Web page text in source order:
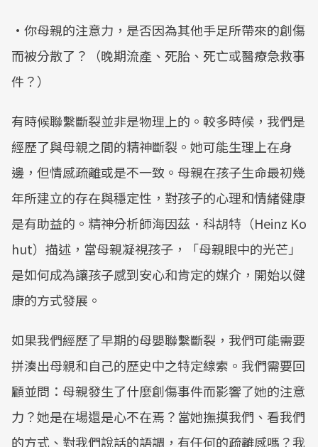
•你母親的注意力，是否因為其他手足所帶來的創傷
而被分散了？（晚期流產、死胎、死亡或醫療急救事
件？）
有時候聯繫斷裂並非是物理上的。較多時候，我們是
經歷了與母親之間的精神斷裂。她可能生理上在身
邊，但情感疏離或是不一致。母親在孩子生命最初幾
年所建立的存在與穩定性，對孩子的心理和情緒健康
是有助益的。精神分析師海因茲．科胡特（Heinz Ko
hut）描述，當母親凝視孩子，「母親眼中的光芒」
是如何成為讓孩子感到安心和肯定的媒介，開始以健
康的方式發展。
如果我們經歷了早期的母嬰聯繫斷裂，我們可能需要
拼湊出母親和自己的歷史中之特定線索。我們需要回
顧並問：母親發生了什麼創傷事件而影響了她的注意
力？她是在場還是心不在焉？當她撫摸我們、看我們
的方式、對我們說話的語調，有任何的疏離感嗎？我